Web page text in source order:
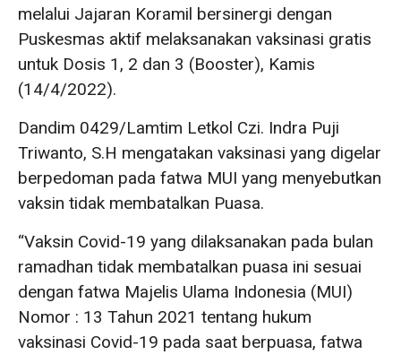
melalui Jajaran Koramil bersinergi dengan
Puskesmas aktif melaksanakan vaksinasi gratis
untuk Dosis 1, 2 dan 3 (Booster), Kamis
(14/4/2022).
Dandim 0429/Lamtim Letkol Czi. Indra Puji
Triwanto, S.H mengatakan vaksinasi yang digelar
berpedoman pada fatwa MUI yang menyebutkan
vaksin tidak membatalkan Puasa.
“Vaksin Covid-19 yang dilaksanakan pada bulan
ramadhan tidak membatalkan puasa ini sesuai
dengan fatwa Majelis Ulama Indonesia (MUI)
Nomor : 13 Tahun 2021 tentang hukum
vaksinasi Covid-19 pada saat berpuasa, fatwa